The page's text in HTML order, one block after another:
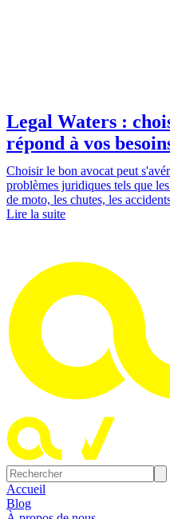
Legal Waters :
répond à vos
Choisir le bon avocat peut
problèmes juridiques tels que
de moto, les chutes, les
Lire la suite
Accueil
Blog